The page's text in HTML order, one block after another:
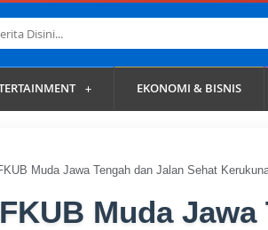
EKONOMI & BISNIS
Muda Jawa Tengah dan Jalan Sehat
Muda Jawa